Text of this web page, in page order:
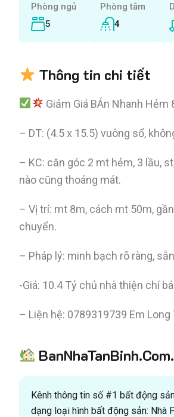
Phòng ngủ
5
Phòng tắm
4
Thông tin chi tiết
Giảm Giá BÁn Nhanh Hẻm
– DT: (4.5 x 15.5) vuông sổ,
– KC: căn góc 2 mt hẻm, 3 lầu,
nào cũng thoáng mát.
– Vị trí: mt 8m, cách mt 50m,
chuyển.
– Pháp lý: minh bạch rõ ràng,
-Giá: 10.4 Tỷ chủ nhà thiện chí
– Liện hệ: 0789319739 Em
Kênh thông tin số #1 bất động
dạng loại hình bất động sản: Nhà